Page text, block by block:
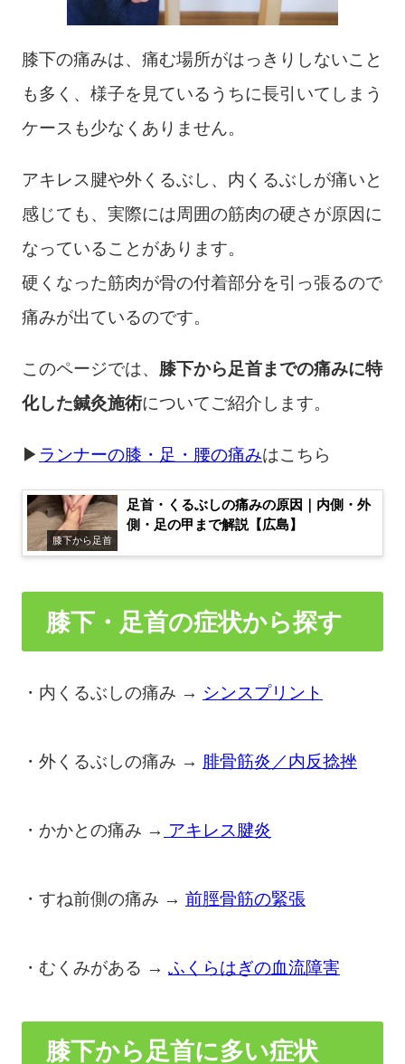
膝下の痛みは、痛む場所がはっきりしないこと
も多く、様子を見ているうちに長引いてしまう
ケースも少なくありません。
アキレス腱や外くるぶし、内くるぶしが痛いと
感じても、実際には周囲の筋肉の硬さが原因に
なっていることがあります。
硬くなった筋肉が骨の付着部分を引っ張るので
痛みが出ているのです。
このページでは、
膝下から足首までの痛みに特
化した鍼灸施術についてご紹介します。
▶ ランナーの膝・足・腰の痛みはこちら
膝下から足首
足首・くるぶしの痛みの原因｜内側・外
側・足の甲まで解説【広島】
膝下・足首の症状から探す
・内くるぶしの痛み → シンスプリント
・外くるぶしの痛み → 腓骨筋炎／内反捻挫
・かかとの痛み → アキレス腱炎
・すね前側の痛み → 前脛骨筋の緊張
・むくみがある → ふくらはぎの血流障害
膝下から足首に多い症状